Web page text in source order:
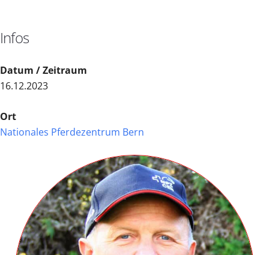
Infos
Datum / Zeitraum
16.12.2023
Ort
Nationales Pferdezentrum Bern